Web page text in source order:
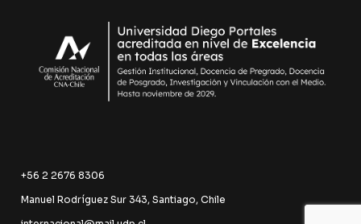
+56 2 2676 8306
Manuel Rodríguez Sur 343, Santiago, Chile